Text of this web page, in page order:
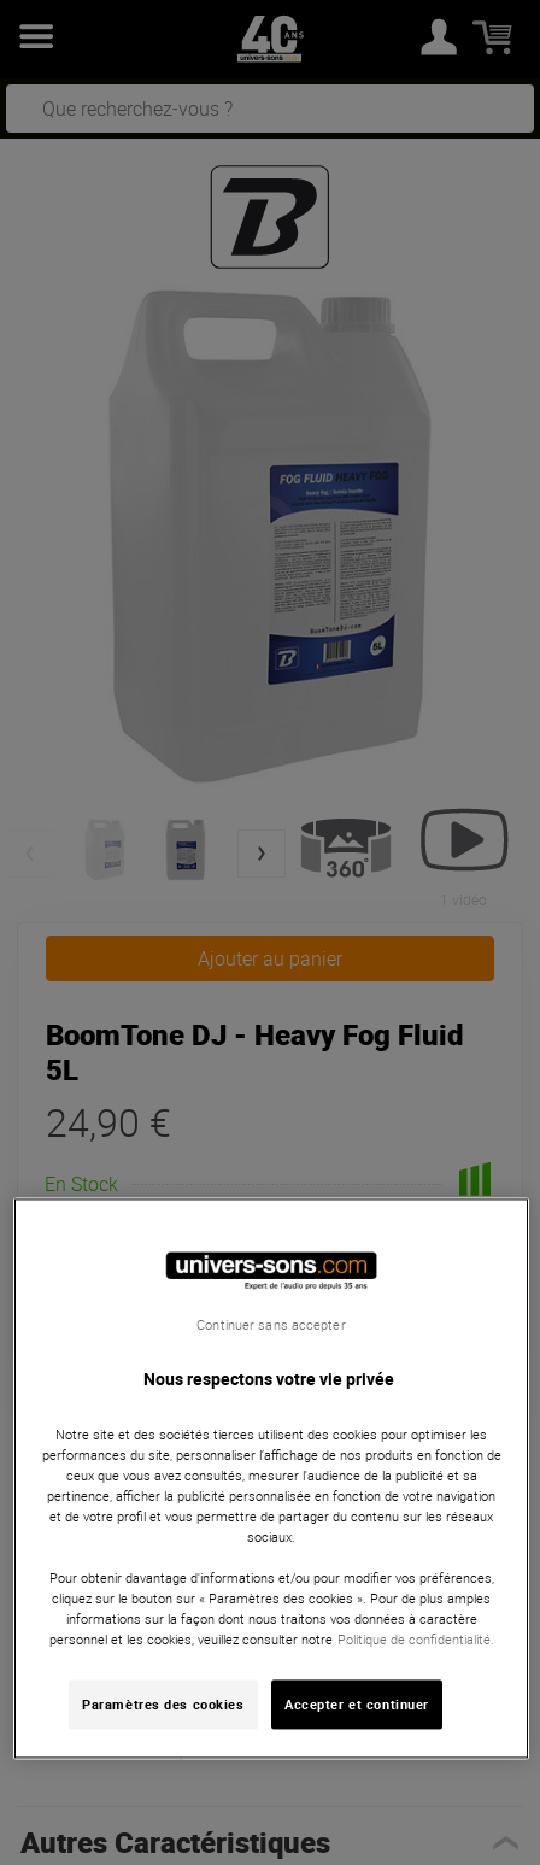
1 vidéo
Ajouter au panier
BoomTone DJ - Heavy Fog Fluid
5L
24,90 €
En Stock
Expédiable immédiatement
Retrait immédiat en magasin
à Univers-sons
Le Heavy Fog Fluid 5L de BoomTone DJ est un liquide pour
machine à brouillard. Il peut être utilisé sur tous types de
machines à fumée lourde. Très concentré, le Heavy Fog
qu'elle quitte le sol. Idéal pour mettre en valeur vos
éclairages et animations lumineuses !
Autres Caractéristiques
Nous respectons votre vie privée
Notre site et des sociétés tierces utilisent des cookies pour optimiser les
performances du site, personnaliser l’affichage de nos produits en fonction de
ceux que vous avez consultés, mesurer l'audience de la publicité et sa
pertinence, afficher la publicité personnalisée en fonction de votre navigation
et de votre profil et vous permettre de partager du contenu sur les réseaux
sociaux.
Pour obtenir davantage d'informations et/ou pour modifier vos préférences,
cliquez sur le bouton sur « Paramètres des cookies ». Pour de plus amples
informations sur la façon dont nous traitons vos données à caractère
personnel et les cookies, veuillez consulter notre Politique de confidentialité.
Paramètres des cookies Accepter et continuer
Continuer sans accepter